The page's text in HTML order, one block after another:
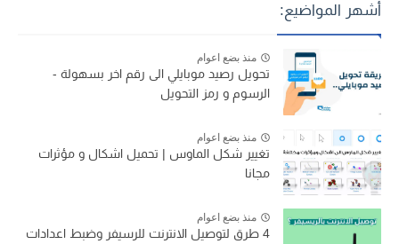
أشهر المواضيع:
منذ بضع اعوام
تحويل رصيد موبايلي الى رقم اخر بسهولة -
الرسوم و رمز التحويل
منذ بضع اعوام
تغيير شكل الماوس | تحميل اشكال و مؤثرات
مجانا
منذ بضع اعوام
4 طرق لتوصيل الانترنت للرسيفر وضبط اعدادات